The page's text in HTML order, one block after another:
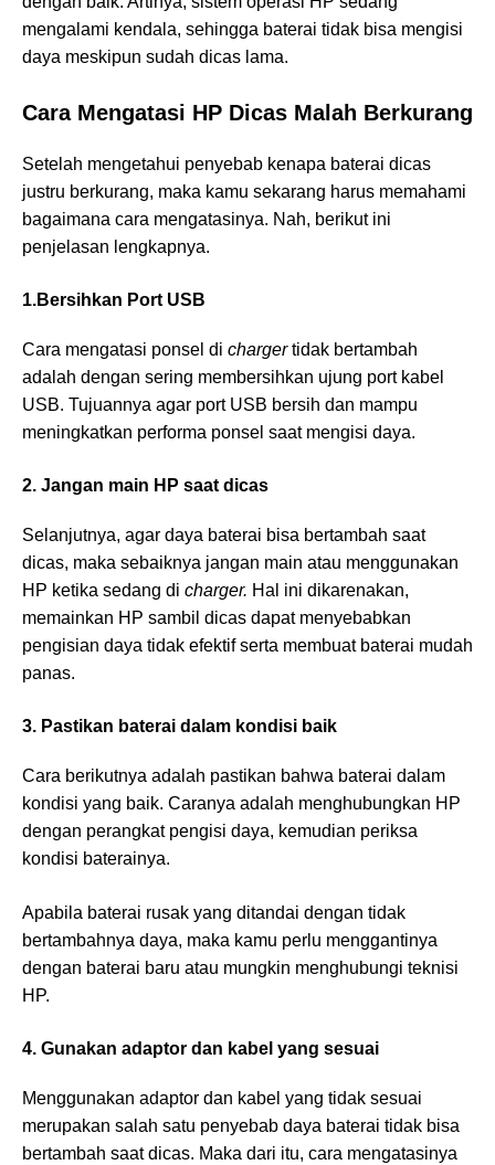
mengalami kendala, sehingga baterai tidak bisa mengisi
daya meskipun sudah dicas lama.
Cara Mengatasi HP Dicas Malah Berkurang
Setelah mengetahui penyebab kenapa baterai dicas
justru berkurang, maka kamu sekarang harus memahami
bagaimana cara mengatasinya. Nah, berikut ini
penjelasan lengkapnya.
1.Bersihkan Port USB
Cara mengatasi ponsel di chargertidak bertambah
adalah dengan sering membersihkan ujung port kabel
USB. Tujuannya agar port USB bersih dan mampu
meningkatkan performa ponsel saat mengisi daya.
2. Jangan main HP saat dicas
Selanjutnya, agar daya baterai bisa bertambah saat
dicas, maka sebaiknya jangan main atau menggunakan
HP ketika sedang di charger. Hal ini dikarenakan,
memainkan HP sambil dicas dapat menyebabkan
pengisian daya tidak efektif serta membuat baterai mudah
panas.
3. Pastikan baterai dalam kondisi baik
Cara berikutnya adalah pastikan bahwa baterai dalam
kondisi yang baik. Caranya adalah menghubungkan HP
dengan perangkat pengisi daya, kemudian periksa
kondisi baterainya.
Apabila baterai rusak yang ditandai dengan tidak
bertambahnya daya, maka kamu perlu menggantinya
dengan baterai baru atau mungkin menghubungi teknisi
HP.
4. Gunakan adaptor dan kabel yang sesuai
Menggunakan adaptor dan kabel yang tidak sesuai
merupakan salah satu penyebab daya baterai tidak bisa
bertambah saat dicas. Maka dari itu, cara mengatasinya